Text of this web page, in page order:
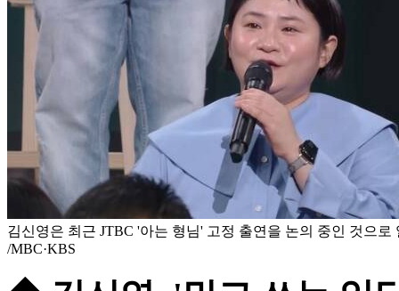
김신영은 최근 JTBC '아는 형님' 고정 출연을 논의 중인 것으로
/MBC·KBS